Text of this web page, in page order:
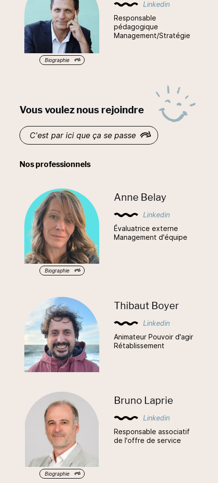
Biographie
Linkedin
Responsable
pédagogique
Management/Stratégie
Vous voulez nous rejoindre
C'est par ici que ça se passe
Nos professionnels
Biographie
Anne Belay
Linkedin
Évaluatrice externe
Management d'équipe
Thibaut Boyer
Linkedin
Animateur Pouvoir d'agir
Rétablissement
Biographie
Bruno Laprie
Linkedin
Responsable associatif
de l'offre de service